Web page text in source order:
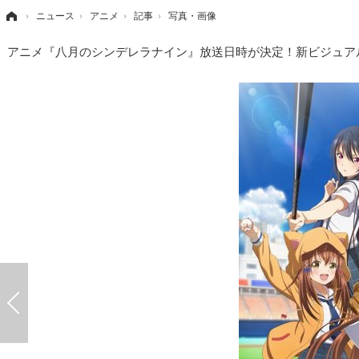
› ニュース › アニメ › 記事 › 写真・画像
アニメ『八月のシンデレラナイン』放送日時が決定！新ビジュア